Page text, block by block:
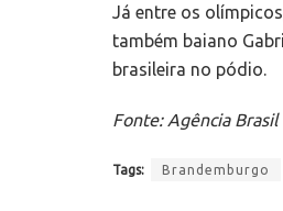
Já entre os
também baiano
brasileira no pódio.
Fonte: Agência Brasil
Tags: Brandemburgo